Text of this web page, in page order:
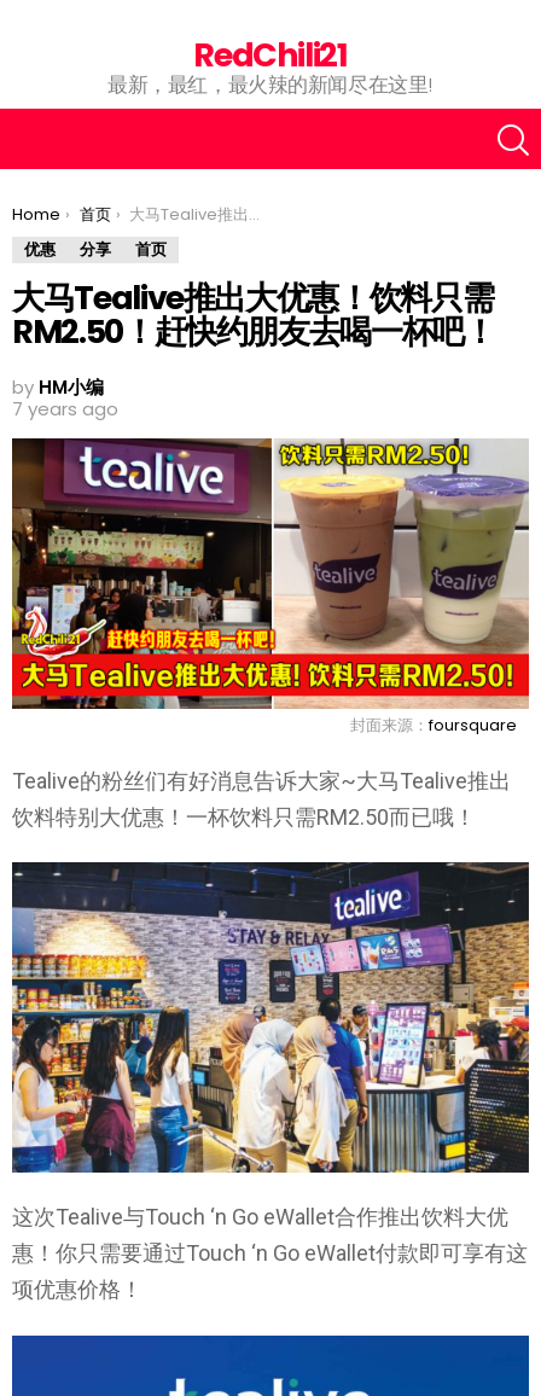
RedChili21
最新，最红，最火辣的新闻尽在这里!
You are here:
Home 首页
大马Tealive推出大优惠！饮料只需RM2.50！赶快约朋友去喝一杯吧！
优惠
分享 首页
大马Tealive推出大优惠！饮料只需
RM2.50！赶快约朋友去喝一杯吧！
by HM小编
7 years ago
封面来源：foursquare
Tealive的粉丝们有好消息告诉大家~大马Tealive推出
饮料特别大优惠！一杯饮料只需RM2.50而已哦！
这次Tealive与Touch ‘n Go eWallet合作推出饮料大优
惠！你只需要通过Touch ‘n Go eWallet付款即可享有这
项优惠价格！